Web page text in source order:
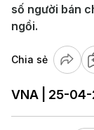
số người bán
ngồi.
Chia sẻ
VNA | 25-04-